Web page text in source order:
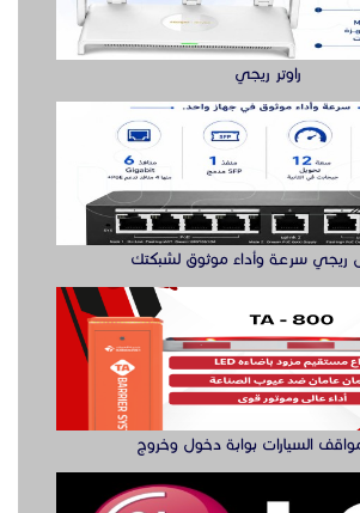
السيارات بوابة دخول وخروج
صيانة التلفزيةن والصوتيات